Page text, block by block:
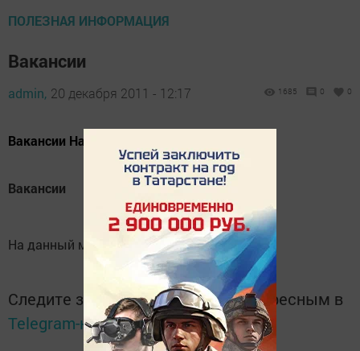
ПОЛЕЗНАЯ ИНФОРМАЦИЯ
Вакансии
admin, 20 декабря 2011 - 12:17 1685 0 0
Вакансии На данный момент вакансий нет
Вакансии
На данный момент вакансий нет
Следите за самым важным и интересным в
Telegram-каналеТатмедиа